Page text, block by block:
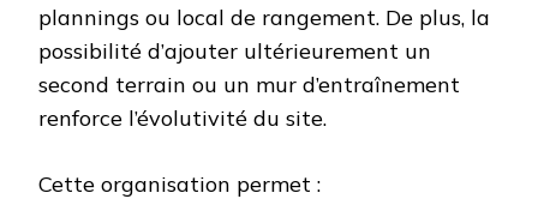
plannings ou local de rangement. De plus, la
possibilité d’ajouter ultérieurement un
second terrain ou un mur d’entraînement
renforce l’évolutivité du site.
Cette organisation permet :